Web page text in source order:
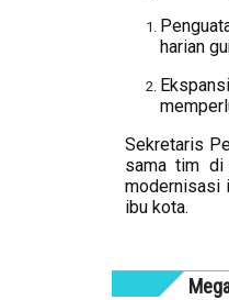
harian
Sekretaris
sama tim di
modernisasi
ibu kota.